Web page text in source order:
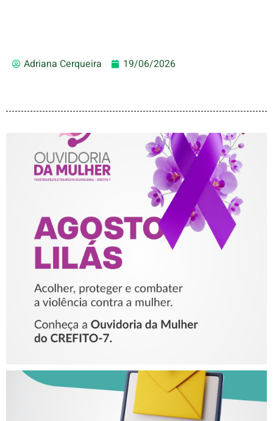
Adriana Cerqueira 19/06/2026
AGOSTO LILÁS – ACOLHER,
PROTEGER E COMBATER A
VIOLÊNCIA CONTRA A
MULHER